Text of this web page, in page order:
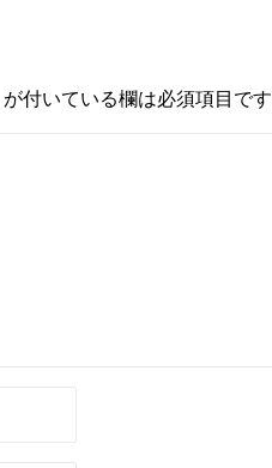
が付いている欄は必須項目です